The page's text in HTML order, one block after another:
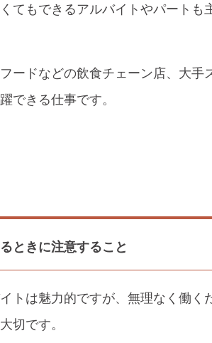
てもできるアルバイトやパートも
ードなどの飲食チェーン店、大手
できる仕事です。
ときに注意すること
トは魅力的ですが、無理なく働く
切です。